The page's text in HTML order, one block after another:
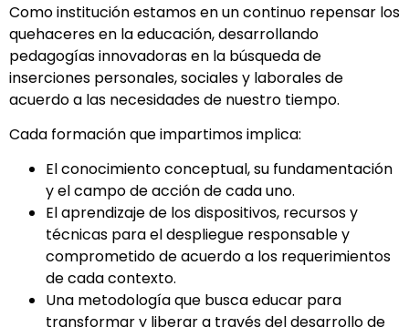
Como institución estamos en un continuo repensar los
quehaceres en la educación, desarrollando
pedagogías innovadoras en la búsqueda de
inserciones personales, sociales y laborales de
acuerdo a las necesidades de nuestro tiempo.
Cada formación que impartimos implica:
El conocimiento conceptual, su fundamentación
y el campo de acción de cada uno.
El aprendizaje de los dispositivos, recursos y
técnicas para el despliegue responsable y
comprometido de acuerdo a los requerimientos
de cada contexto.
Una metodología que busca educar para
transformar y liberar a través del desarrollo de